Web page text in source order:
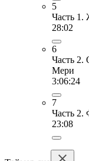
5
Часть 1.
28:02
6
Часть 2.
Мери
3:06:24
7
Часть 2.
23:08